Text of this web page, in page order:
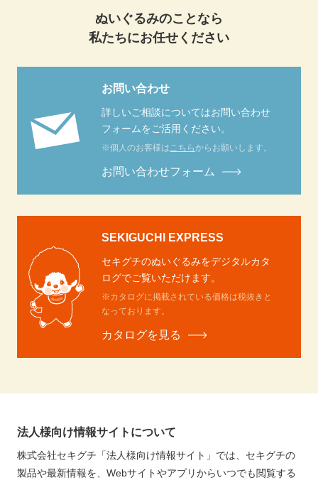
ぬいぐるみのことなら
私たちにお任せください
お問い合わせ
詳しいご相談についてはお問い合わせ
フォームをご活用ください。
※個人のお客様はこちらからお願いします。
お問い合わせフォーム
SEKIGUCHI EXPRESS
セキグチのぬいぐるみをデジタルカタ
ログでご覧いただけます。
※カタログに掲載されている価格は税抜きと
なっております。
カタログを見る
法人様向け情報サイトについて
株式会社セキグチ「法人様向け情報サイト」では、セキグチの
製品や最新情報を、Webサイトやアプリからいつでも閲覧する